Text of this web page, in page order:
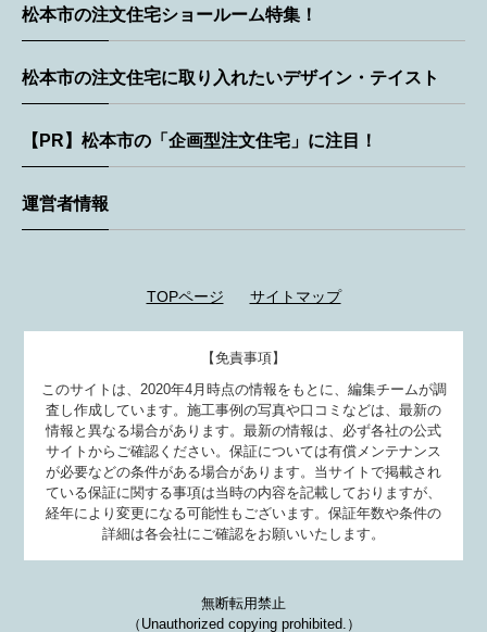
松本市の注文住宅ショールーム特集！
松本市の注文住宅に取り入れたいデザイン・テイスト
【PR】松本市の「企画型注文住宅」に注目！
運営者情報
TOPページ サイトマップ
【免責事項】
このサイトは、2020年4月時点の情報をもとに、編集チームが調
査し作成しています。施工事例の写真や口コミなどは、最新の
情報と異なる場合があります。最新の情報は、必ず各社の公式
サイトからご確認ください。保証については有償メンテナンス
が必要などの条件がある場合があります。当サイトで掲載され
ている保証に関する事項は当時の内容を記載しておりますが、
経年により変更になる可能性もございます。保証年数や条件の
詳細は各会社にご確認をお願いいたします。
無断転用禁止
（Unauthorized copying prohibited.）